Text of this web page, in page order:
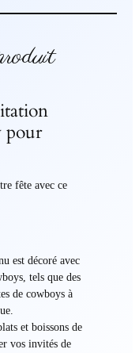
pour
fête avec ce
est décoré avec
tels que des
de cowboys à
et boissons de
vos invités de